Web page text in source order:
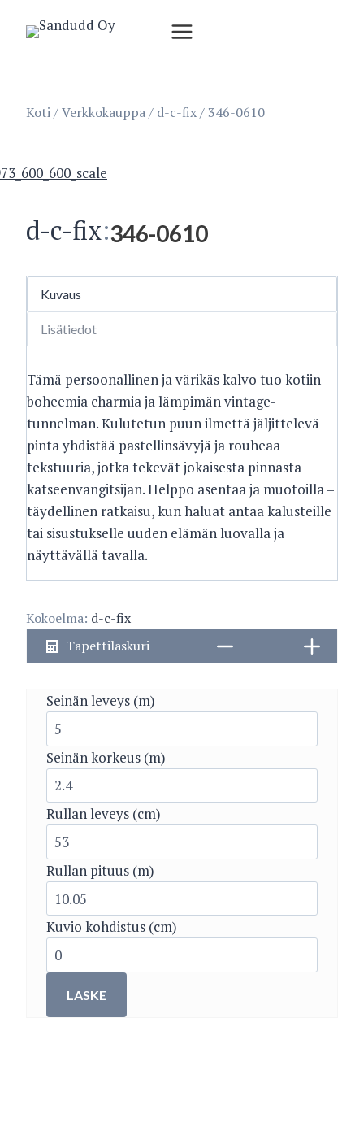
sisältöön
Koti/Verkkokauppa/ d-c-fix/ 346-0610
d-c-fix:346-0610
Kuvaus
Lisätiedot
Tämä persoonallinen ja värikäs kalvo tuo kotiin
boheemia charmia ja lämpimän vintage-
tunnelman. Kulutetun puun ilmettä jäljittelevä
pinta yhdistää pastellinsävyjä ja rouheaa
tekstuuria, jotka tekevät jokaisesta pinnasta
katseenvangitsijan. Helppo asentaa ja muotoilla –
täydellinen ratkaisu, kun haluat antaa kalusteille
tai sisustukselle uuden elämän luovalla ja
näyttävällä tavalla.
Kokoelma: d-c-fix
Tapettilaskuri
Seinän leveys (m)
Seinän korkeus (m)
Rullan leveys (cm)
Rullan pituus (m)
Kuvio kohdistus (cm)
LASKE